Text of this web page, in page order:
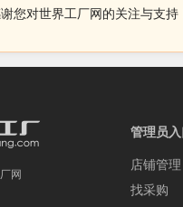
您对世界工厂网的关注与支持
网
管理员入
店铺管理
找采购